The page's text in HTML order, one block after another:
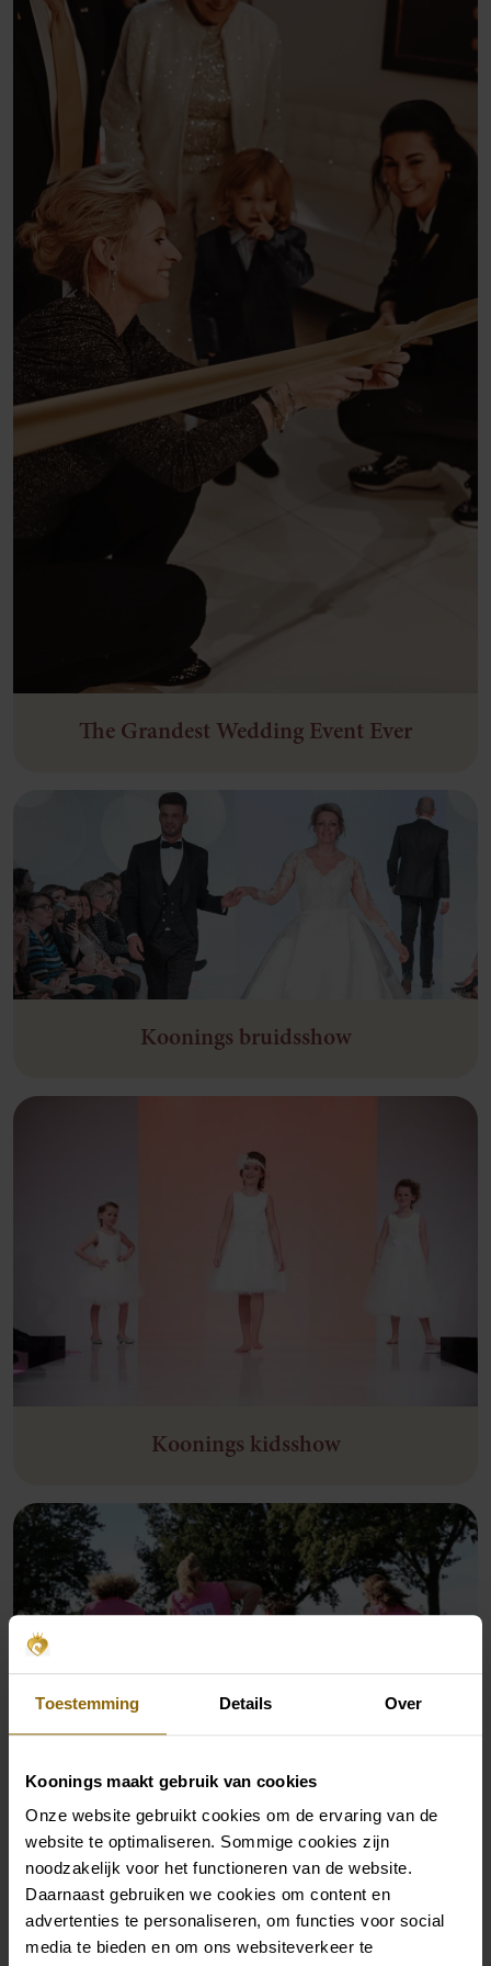
Toestemming Details Over
Koonings maakt gebruik van cookies
Onze website gebruikt cookies om de ervaring van de
website te optimaliseren. Sommige cookies zijn
noodzakelijk voor het functioneren van de website.
Daarnaast gebruiken we cookies om content en
advertenties te personaliseren, om functies voor social
media te bieden en om ons websiteverkeer te
The Grandest Wedding Event Ever
Koonings bruidsshow
Koonings kidsshow
Koonings Say Yes to the Dress Event